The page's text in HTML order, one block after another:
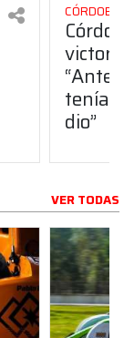
dio”
VER TODAS